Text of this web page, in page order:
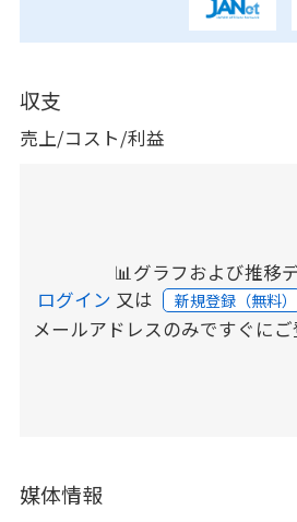
収支
売上/コスト/利益
📊グラフおよび推移
ログイン 又は 新規登録（無料
メールアドレスのみですぐにご
媒体情報